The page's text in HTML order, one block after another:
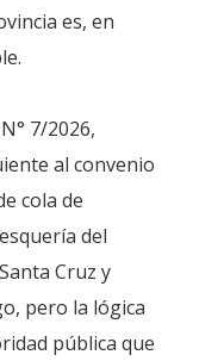
es, en
7/2026,
al convenio
cola de
del
Cruz y
pero la lógica
pública que